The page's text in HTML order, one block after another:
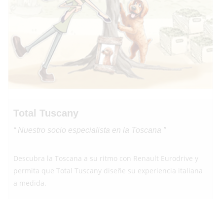
Total Tuscany
“ Nuestro socio especialista en la Toscana ”
Descubra la Toscana a su ritmo con Renault Eurodrive y
permita que Total Tuscany diseñe su experiencia italiana
a medida.